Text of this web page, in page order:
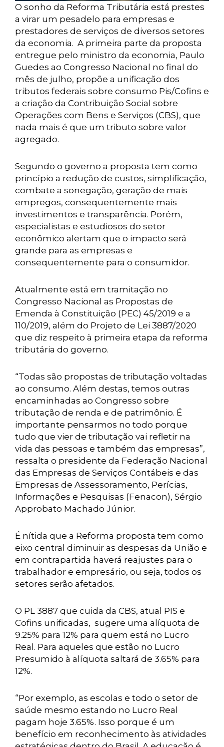
O sonho da Reforma Tributária está prestes
a virar um pesadelo para empresas e
prestadores de serviços de diversos setores
da economia. A primeira parte da proposta
entregue pelo ministro da economia, Paulo
Guedes ao Congresso Nacional no final do
mês de julho, propõe a unificação dos
tributos federais sobre consumo Pis/Cofins e
a criação da Contribuição Social sobre
Operações com Bens e Serviços (CBS), que
nada mais é que um tributo sobre valor
agregado.
Segundo o governo a proposta tem como
princípio a redução de custos, simplificação,
combate a sonegação, geração de mais
empregos, consequentemente mais
investimentos e transparência. Porém,
especialistas e estudiosos do setor
econômico alertam que o impacto será
grande para as empresas e
consequentemente para o consumidor.
Atualmente está em tramitação no
Congresso Nacional as Propostas de
Emenda à Constituição (PEC) 45/2019 e a
110/2019, além do Projeto de Lei 3887/2020
que diz respeito à primeira etapa da reforma
tributária do governo.
“Todas são propostas de tributação voltadas
ao consumo. Além destas, temos outras
encaminhadas ao Congresso sobre
tributação de renda e de patrimônio. É
importante pensarmos no todo porque
tudo que vier de tributação vai refletir na
vida das pessoas e também das empresas”,
ressalta o presidente da Federação Nacional
das Empresas de Serviços Contábeis e das
Empresas de Assessoramento, Perícias,
Informações e Pesquisas (Fenacon), Sérgio
Approbato Machado Júnior.
É nítida que a Reforma proposta tem como
eixo central diminuir as despesas da União e
em contrapartida haverá reajustes para o
trabalhador e empresário, ou seja, todos os
setores serão afetados.
O PL 3887 que cuida da CBS, atual PIS e
Cofins unificadas, sugere uma alíquota de
9.25% para 12% para quem está no Lucro
Real. Para aqueles que estão no Lucro
Presumido à alíquota saltará de 3.65% para
12%.
“Por exemplo, as escolas e todo o setor de
saúde mesmo estando no Lucro Real
pagam hoje 3.65%. Isso porque é um
benefício em reconhecimento às atividades